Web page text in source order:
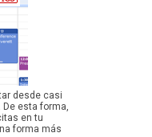
desde casi
esta forma,
en tu
forma más